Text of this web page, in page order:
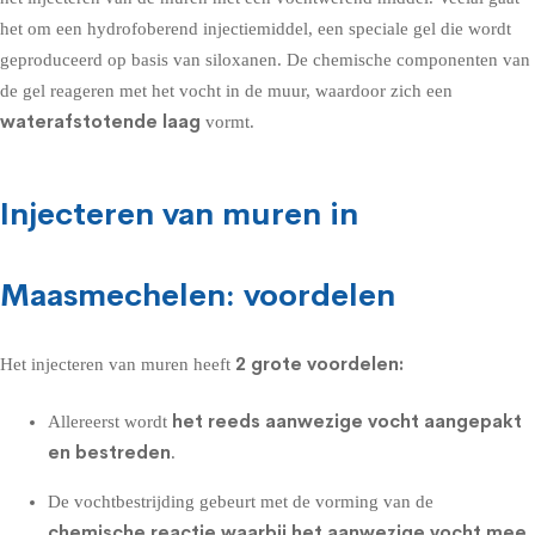
het om een hydrofoberend injectiemiddel, een speciale gel die wordt
geproduceerd op basis van siloxanen. De chemische componenten van
de gel reageren met het vocht in de muur, waardoor zich een
waterafstotende laag vormt.
Injecteren van muren in
Maasmechelen: voordelen
Het injecteren van muren heeft 2 grote voordelen:
Allereerst wordt het reeds aanwezige vocht aangepakt
en bestreden.
De vochtbestrijding gebeurt met de vorming van de